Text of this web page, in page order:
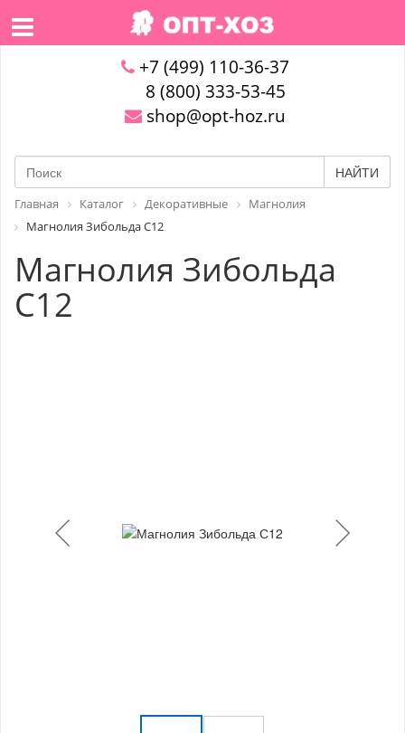
+7 (499) 110-36-37
8 (800) 333-53-45
shop@opt-hoz.ru
НАЙТИ
Главная Каталог Декоративные
Магнолия
Магнолия Зибольда С12
Магнолия Зибольда
С12